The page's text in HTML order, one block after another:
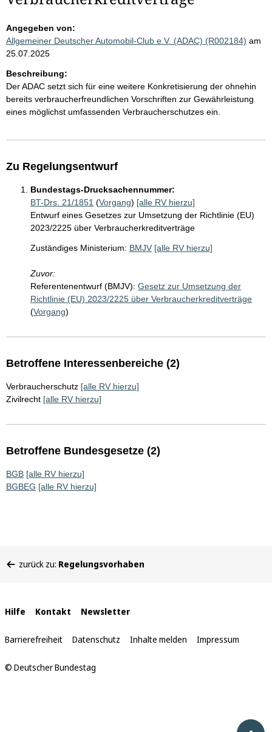
Angegeben von:
Allgemeiner Deutscher Automobil-Club e.V. (ADAC) (R002184) am
25.07.2025
Beschreibung:
Der ADAC setzt sich für eine weitere Konkretisierung der ohnehin
bereits verbraucherfreundlichen Vorschriften zur Gewährleistung
eines möglichst umfassenden Verbraucherschutzes ein.
Zu Regelungsentwurf
Bundestags-Drucksachennummer:
BT-Drs. 21/1851 (Vorgang) [alle RV hierzu]
Entwurf eines Gesetzes zur Umsetzung der Richtlinie (EU)
2023/2225 über Verbraucherkreditverträge
Zuständiges Ministerium: BMJV [alle RV hierzu]
Zuvor:
Referentenentwurf (BMJV): Gesetz zur Umsetzung der
Richtlinie (EU) 2023/2225 über Verbraucherkreditverträge
(Vorgang)
Betroffene Interessenbereiche (2)
Verbraucherschutz [alle RV hierzu]
Zivilrecht [alle RV hierzu]
Betroffene Bundesgesetze (2)
BGB [alle RV hierzu]
BGBEG [alle RV hierzu]
befinden
zurück zu: Regelungsvorhaben
Interne
Links
Hilfe Kontakt Newsletter
Barrierefreiheit Datenschutz Inhalte melden Impressum
© Deutscher Bundestag